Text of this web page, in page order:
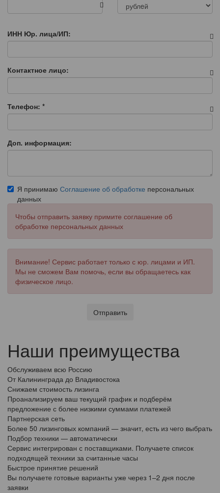
ИНН Юр. лица/ИП:
Контактное лицо:
Телефон: *
Доп. информация:
Я принимаю Соглашение об обработке персональных
данных
Чтобы отправить заявку примите соглашение об
обработке персональных данных
Внимание! Сервис работает только с юр. лицами и ИП.
Мы не сможем Вам помочь, если вы обращаетесь как
физическое лицо.
Отправить
Наши преимущества
Обслуживаем всю Россию
От Калининграда до Владивостока
Снижаем стоимость лизинга
Проанализируем ваш текущий график и подберём
предложение с более низкими суммами платежей
Партнерская сеть
Более 50 лизинговых компаний — значит, есть из чего выбрать
Подбор техники — автоматически
Сервис интегрирован с поставщиками. Получаете список
подходящей техники за считанные часы
Быстрое принятие решений
Вы получаете готовые варианты уже через 1–2 дня после
заявки